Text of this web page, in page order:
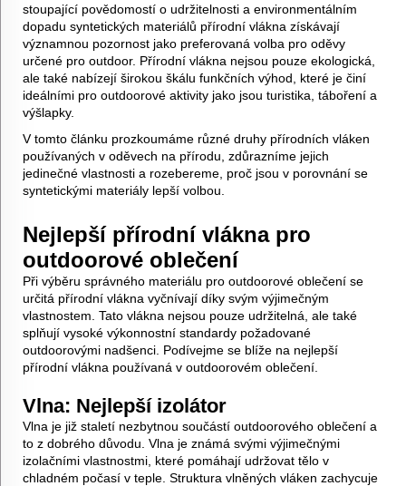
stoupající povědomostí o udržitelnosti a environmentálním
dopadu syntetických materiálů přírodní vlákna získávají
významnou pozornost jako preferovaná volba pro oděvy
určené pro outdoor. Přírodní vlákna nejsou pouze ekologická,
ale také nabízejí širokou škálu funkčních výhod, které je činí
ideálními pro outdoorové aktivity jako jsou turistika, táboření a
výšlapky.
V tomto článku prozkoumáme různé druhy přírodních vláken
používaných v oděvech na přírodu, zdůrazníme jejich
jedinečné vlastnosti a rozebereme, proč jsou v porovnání se
syntetickými materiály lepší volbou.
Nejlepší přírodní vlákna pro
outdoorové oblečení
Při výběru správného materiálu pro outdoorové oblečení se
určitá přírodní vlákna vyčnívají díky svým výjimečným
vlastnostem. Tato vlákna nejsou pouze udržitelná, ale také
splňují vysoké výkonnostní standardy požadované
outdoorovými nadšenci. Podívejme se blíže na nejlepší
přírodní vlákna používaná v outdoorovém oblečení.
Vlna: Nejlepší izolátor
Vlna je již staletí nezbytnou součástí outdoorového oblečení a
to z dobrého důvodu. Vlna je známá svými výjimečnými
izolačními vlastnostmi, které pomáhají udržovat tělo v
chladném počasí v teple. Struktura vlněných vláken zachycuje